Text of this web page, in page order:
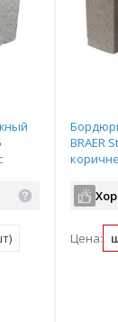
В
BRAER
Цена: